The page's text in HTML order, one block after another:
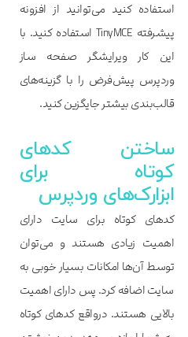
استفاده کنید می‌توانید از افزونه
پیشرفته TinyMCE استفاده کنید. با
این کار ویرایشگر صفحه ساز
وردپرس پیش‌فرض را با گزینه‌های
قالب‌بندی بیشتر جایگزین کنید.
ساختن کدهای
کوتاه برای
ابزارک‌‌‌‌‌های وردپرس
کدهای کوتاه برای سایت دارای
اهمیت زیادی هستند و می‌توان
توسط آن‌ها امکانات بسیار خوبی به
سایت اضافه کرد. پس دارای اهمیت
بالایی هستند. درواقع کدهای کوتاه